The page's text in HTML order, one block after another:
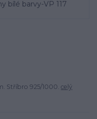
Stříbro 925/1000. celý